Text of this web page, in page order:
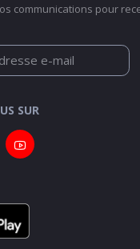
communications pour
SUR